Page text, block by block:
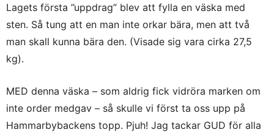
Lagets första ”uppdrag” blev att fylla en väska med
sten. Så tung att en man inte orkar bära, men att två
man skall kunna bära den. (Visade sig vara cirka 27,5
kg).
MED denna väska – som aldrig fick vidröra marken om
inte order medgav – så skulle vi först ta oss upp på
Hammarbybackens topp. Pjuh! Jag tackar GUD för alla